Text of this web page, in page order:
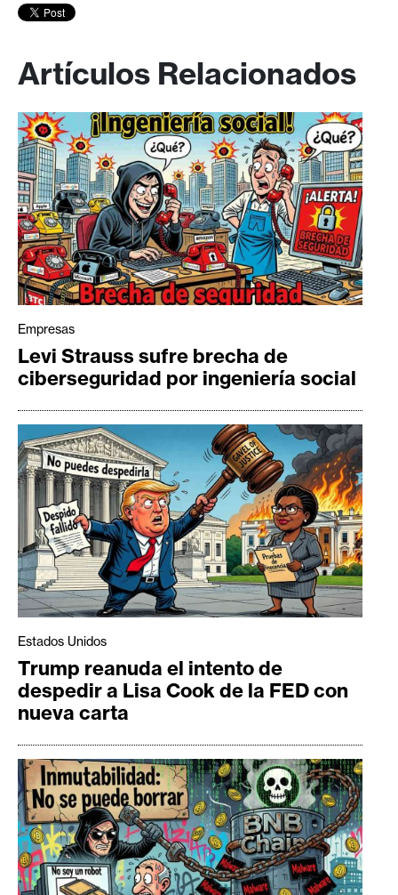
Artículos Relacionados
Empresas
Levi Strauss sufre brecha de
ciberseguridad por ingeniería social
Estados Unidos
Trump reanuda el intento de
despedir a Lisa Cook de la FED con
nueva carta